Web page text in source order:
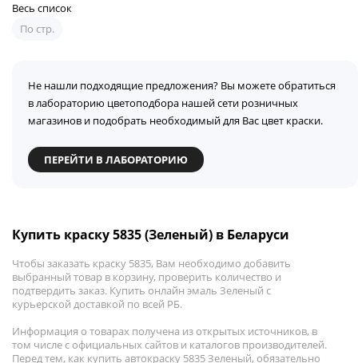
Весь список
По стр.
Не нашли подходящие предложения? Вы можете обратиться
в лабораторию цветоподбора нашей сети розничных
магазинов и подобрать необходимый для Вас цвет краски.
ПЕРЕЙТИ В ЛАБОРАТОРИЮ
Купить краску 5835 (Зеленый) в Беларуси
Чтобы заказать краску 5835, Вам необходимо добавить
выбранный товар в корзину, проверить количество и
подтвердить заказ. Купить онлайн эмаль Зеленый с
курьерской доставкой по всей РБ.
Информация о товарах получена из открытых источников, в
том числе с официальных сайтов и каталогов производителей.
Перед тем, как купить автокраску 5835 Зеленый, обязательно